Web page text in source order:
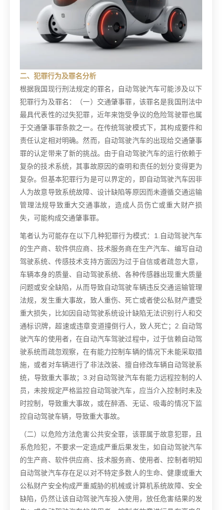
二、犯罪行为及罪名分析
根据我国现行刑法规定的罪名，自动驾驶汽车可能涉及以下
犯罪行为及罪名：
（一）交通肇事罪，该罪名是我国刑法中
最具代表性的过失犯罪，近年来饱受争议的危险驾驶罪也属
于交通肇事罪条款之一。在传统驾驶模式下，其构成要件和
责任认定相对明确。然而，自动驾驶汽车的出现给交通肇事
罪的认定带来了新的挑战。由于自动驾驶汽车的运行依赖于
复杂的技术系统，其事故原因的查明和责任的划分变得更为
复杂。但基本犯罪行为是可以界定的，即自动驾驶汽车因非
人为故意导致系统故障、设计缺陷等原因而未遵循交通运输
管理法规导致重大交通事故，造成人员伤亡或重大财产损
失，可能构成交通肇事罪。
笔者认为可能存在以下几种犯罪行为模式：1.自动驾驶汽车
的生产商、软件供应商、技术服务商在生产汽车、编写自动
驾驶系统、传感技术支持方面因为过于自信或者疏忽大意，
车辆本身的质量、自动驾驶系统、各种传感器出现重大质量
问题或安全缺陷，从而导致自动驾驶车辆违反交通运输管理
法规，发生重大事故，致人重伤、死亡或者使公私财产遭受
重大损失，比如因自动驾驶系统设计缺陷无法识别行人和交
通标识牌，超速或违章变道撞倒行人，致人死亡；2.自动驾
驶汽车的使用者，在自动汽车驾驶过程中，过于信赖自动驾
驶系统而疏忽观察，在有能力控制车辆的情况下未能采取措
施，或者对车辆进行了非法改装、擅自修改车辆自动驾驶系
统，导致重大事故；3.对自动驾驶汽车有能力远程控制的人
员，未按规定严格监控自动驾驶汽车，应当介入控制时未及
时控制，导致重大事故，或在醉酒、无证、吸毒的情况下监
控自动驾驶车辆，导致重大事故。
（二）以危险方法危害公共安全罪，该罪属于故意犯罪，且
系危险犯，不要求一定造成严重后果发生，如自动驾驶汽车
的生产商、软件供应商、技术服务商、使用者、控制者明知
自动驾驶汽车存在足以对不特定多数人的生命、健康或重大
公私财产安全构成严重威胁的机械或计算机系统故障、安全
缺陷，仍然让该自动驾驶汽车投入使用，放任危害结果的发